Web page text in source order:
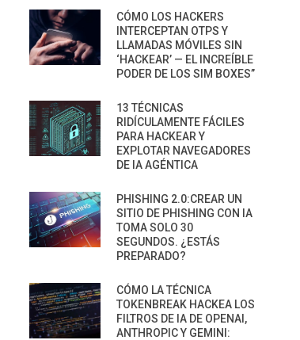
CÓMO LOS HACKERS
INTERCEPTAN OTPS Y
LLAMADAS MÓVILES SIN
‘HACKEAR’ — EL INCREÍBLE
PODER DE LOS SIM BOXES”
13 TÉCNICAS
RIDÍCULAMENTE FÁCILES
PARA HACKEAR Y
EXPLOTAR NAVEGADORES
DE IA AGÉNTICA
PHISHING 2.0:CREAR UN
SITIO DE PHISHING CON IA
TOMA SOLO 30
SEGUNDOS. ¿ESTÁS
PREPARADO?
CÓMO LA TÉCNICA
TOKENBREAK HACKEA LOS
FILTROS DE IA DE OPENAI,
ANTHROPIC Y GEMINI: